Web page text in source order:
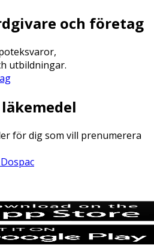
och företag
utbildningar.
för dig som vill prenumerera